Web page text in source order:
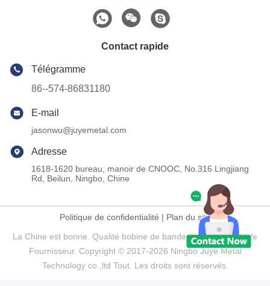
Contact rapide
Télégramme
86--574-86831180
E-mail
jasonwu@juyemetal.com
Adresse
1618-1620 bureau, manoir de CNOOC, No.316 Lingjiang
Rd, Beilun, Ningbo, Chine
Politique de confidentialité | Plan du site
La Chine est bonne. Qualité bobine de bande d'acier inoxydable
Fournisseur. Copyright © 2017-2026 Ningbo Juye Metal
Technology co.,ltd Tout. Les droits sont réservés.